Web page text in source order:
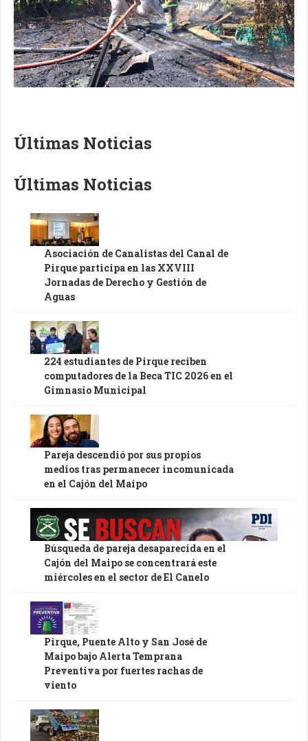
Últimas Noticias
Últimas Noticias
Asociación de Canalistas del Canal de
Pirque participa en las XXVIII
Jornadas de Derecho y Gestión de
Aguas
224 estudiantes de Pirque reciben
computadores de la Beca TIC 2026 en el
Gimnasio Municipal
Pareja descendió por sus propios
medios tras permanecer incomunicada
en el Cajón del Maipo
Búsqueda de pareja desaparecida en el
Cajón del Maipo se concentrará este
miércoles en el sector de El Canelo
Pirque, Puente Alto y San José de
Maipo bajo Alerta Temprana
Preventiva por fuertes rachas de
viento